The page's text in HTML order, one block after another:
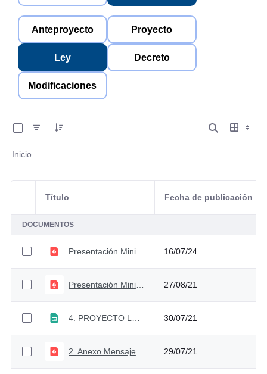
Anteproyecto Proyecto
Ley Decreto
Modificaciones
Inicio
Selección del elemento
Título Fecha de publicación
DOCUMENTOS
Presentación Ministro PGN 2022(1) 16/07/24
Presentación Ministro PGN 2022 27/08/21
30/07/21
29/07/21